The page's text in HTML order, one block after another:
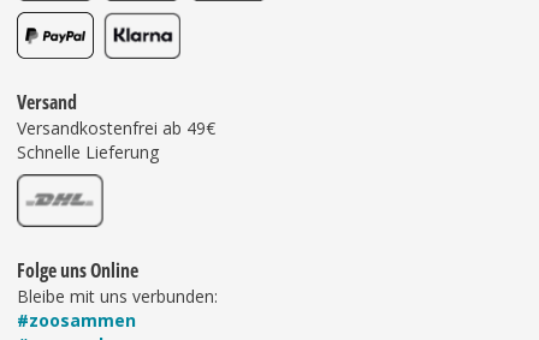
Versand
Versandkostenfrei ab 49€
Schnelle Lieferung
Folge uns Online
Bleibe mit uns verbunden:
#zoosammen